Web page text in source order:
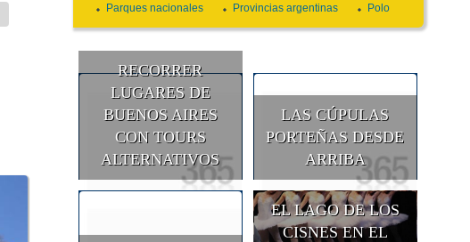
Parques nacionales
Provincias argentinas Polo
RECORRER
LUGARES DE
BUENOS AIRES
CON TOURS
ALTERNATIVOS
LAS CÚPULAS
PORTEÑAS DESDE
ARRIBA
EL LAGO DE LOS
CISNES EN EL